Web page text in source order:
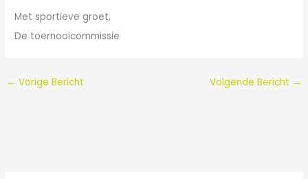
Met sportieve groet,
De toernooicommissie
← Vorige Bericht Volgende Bericht →